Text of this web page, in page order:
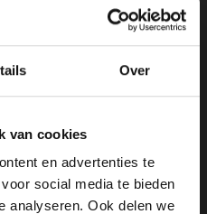
Over
van cookies
en advertenties te
social media te bieden
analyseren. Ook delen we
PRIX RADIO